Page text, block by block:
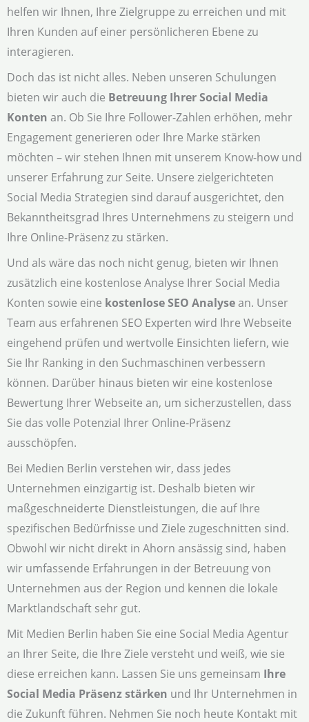
helfen wir Ihnen, Ihre Zielgruppe zu erreichen und mit
Ihren Kunden auf einer persönlicheren Ebene zu
interagieren.
Doch das ist nicht alles. Neben unseren Schulungen
bieten wir auch die Betreuung Ihrer Social Media
Konten an. Ob Sie Ihre Follower-Zahlen erhöhen, mehr
Engagement generieren oder Ihre Marke stärken
möchten – wir stehen Ihnen mit unserem Know-how und
unserer Erfahrung zur Seite. Unsere zielgerichteten
Social Media Strategien sind darauf ausgerichtet, den
Bekanntheitsgrad Ihres Unternehmens zu steigern und
Ihre Online-Präsenz zu stärken.
Und als wäre das noch nicht genug, bieten wir Ihnen
zusätzlich eine kostenlose Analyse Ihrer Social Media
Konten sowie eine kostenlose SEO Analysean. Unser
Team aus erfahrenen SEO Experten wird Ihre Webseite
eingehend prüfen und wertvolle Einsichten liefern, wie
Sie Ihr Ranking in den Suchmaschinen verbessern
können. Darüber hinaus bieten wir eine kostenlose
Bewertung Ihrer Webseite an, um sicherzustellen, dass
Sie das volle Potenzial Ihrer Online-Präsenz
ausschöpfen.
Bei Medien Berlin verstehen wir, dass jedes
Unternehmen einzigartig ist. Deshalb bieten wir
maßgeschneiderte Dienstleistungen, die auf Ihre
spezifischen Bedürfnisse und Ziele zugeschnitten sind.
Obwohl wir nicht direkt in Ahorn ansässig sind, haben
wir umfassende Erfahrungen in der Betreuung von
Unternehmen aus der Region und kennen die lokale
Marktlandschaft sehr gut.
Mit Medien Berlin haben Sie eine Social Media Agentur
an Ihrer Seite, die Ihre Ziele versteht und weiß, wie sie
diese erreichen kann. Lassen Sie uns gemeinsam Ihre
Social Media Präsenz stärken und Ihr Unternehmen in
die Zukunft führen. Nehmen Sie noch heute Kontakt mit